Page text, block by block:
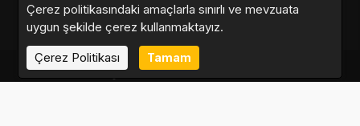
İlanlarResmi İlanlarSitemap
Emlak Nabzı © 2020 - 2025. Tüm Hakları Saklıdır.
Çerez politikasındaki amaçlarla sınırlı ve mevzuata
uygun şekilde çerez kullanmaktayız.
Çerez Politikası
Tamam